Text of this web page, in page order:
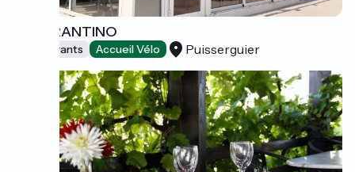
LE TARANTINO
Restaurants Accueil Vélo Puisserguier